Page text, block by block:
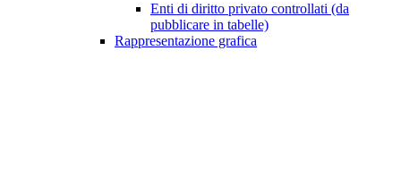
Enti di diritto privato controllati (da
pubblicare in tabelle)
Rappresentazione grafica